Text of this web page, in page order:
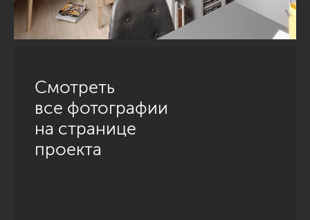
Смотреть
все фотографии
на странице
проекта